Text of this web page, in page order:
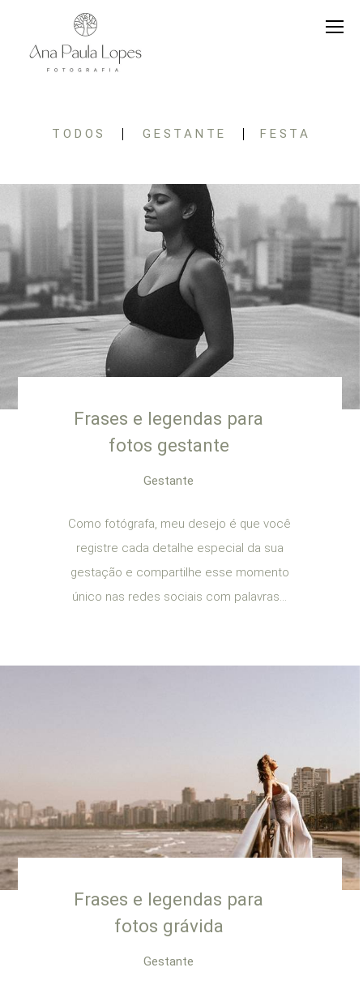
TODOS GESTANTE FESTA
Frases e legendas para
fotos gestante
Gestante
Como fotógrafa, meu desejo é que você
registre cada detalhe especial da sua
gestação e compartilhe esse momento
único nas redes sociais com palavras...
Frases e legendas para
fotos grávida
Gestante